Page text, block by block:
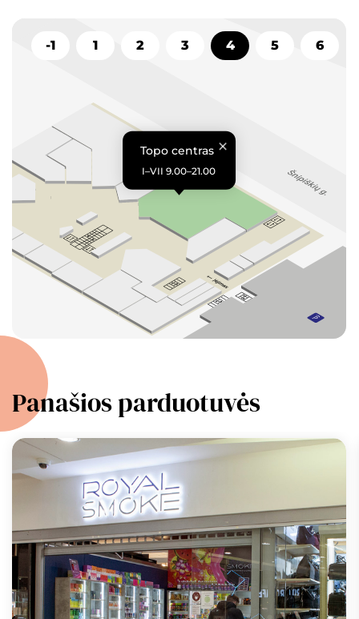
Topo centras
I–VII 9.00–21.00
6
5
4
3
2
1
-1
Panašios parduotuvės